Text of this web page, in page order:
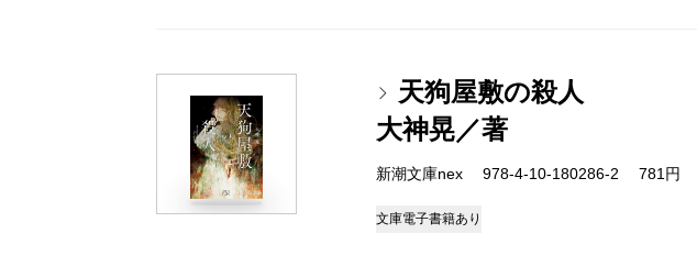
天狗屋敷の殺人
大神晃／著
新潮文庫nex 978-4-10-180286-2 781円
文庫電子書籍あり